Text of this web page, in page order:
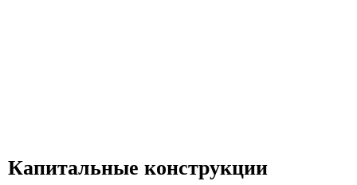
Капитальные конструкции